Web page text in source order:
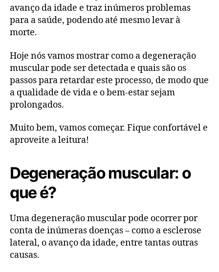
avanço da idade e traz inúmeros problemas
para a saúde, podendo até mesmo levar à
morte.
Hoje nós vamos mostrar como a degeneração
muscular pode ser detectada e quais são os
passos para retardar este processo, de modo que
a qualidade de vida e o bem-estar sejam
prolongados.
Muito bem, vamos começar. Fique confortável e
aproveite a leitura!
Degeneração muscular: o
que é?
Uma degeneração muscular pode ocorrer por
conta de inúmeras doenças – como a esclerose
lateral, o avanço da idade, entre tantas outras
causas.